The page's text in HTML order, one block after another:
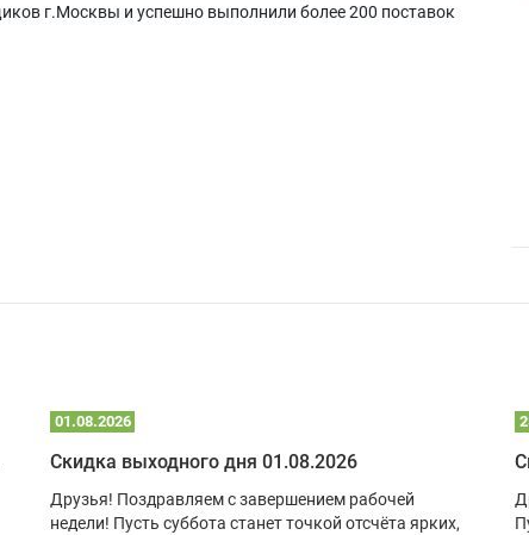
г.Москвы и успешно выполнили более 200 поставок
01.08.2026
Скидка выходного дня 01.08.2026
Друзья! Поздравляем с завершением рабочей
недели! Пусть суббота станет точкой отсчёта ярких,